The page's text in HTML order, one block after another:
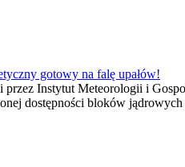
gotowy na falę upałów!
Instytut Meteorologii i
dostępności bloków